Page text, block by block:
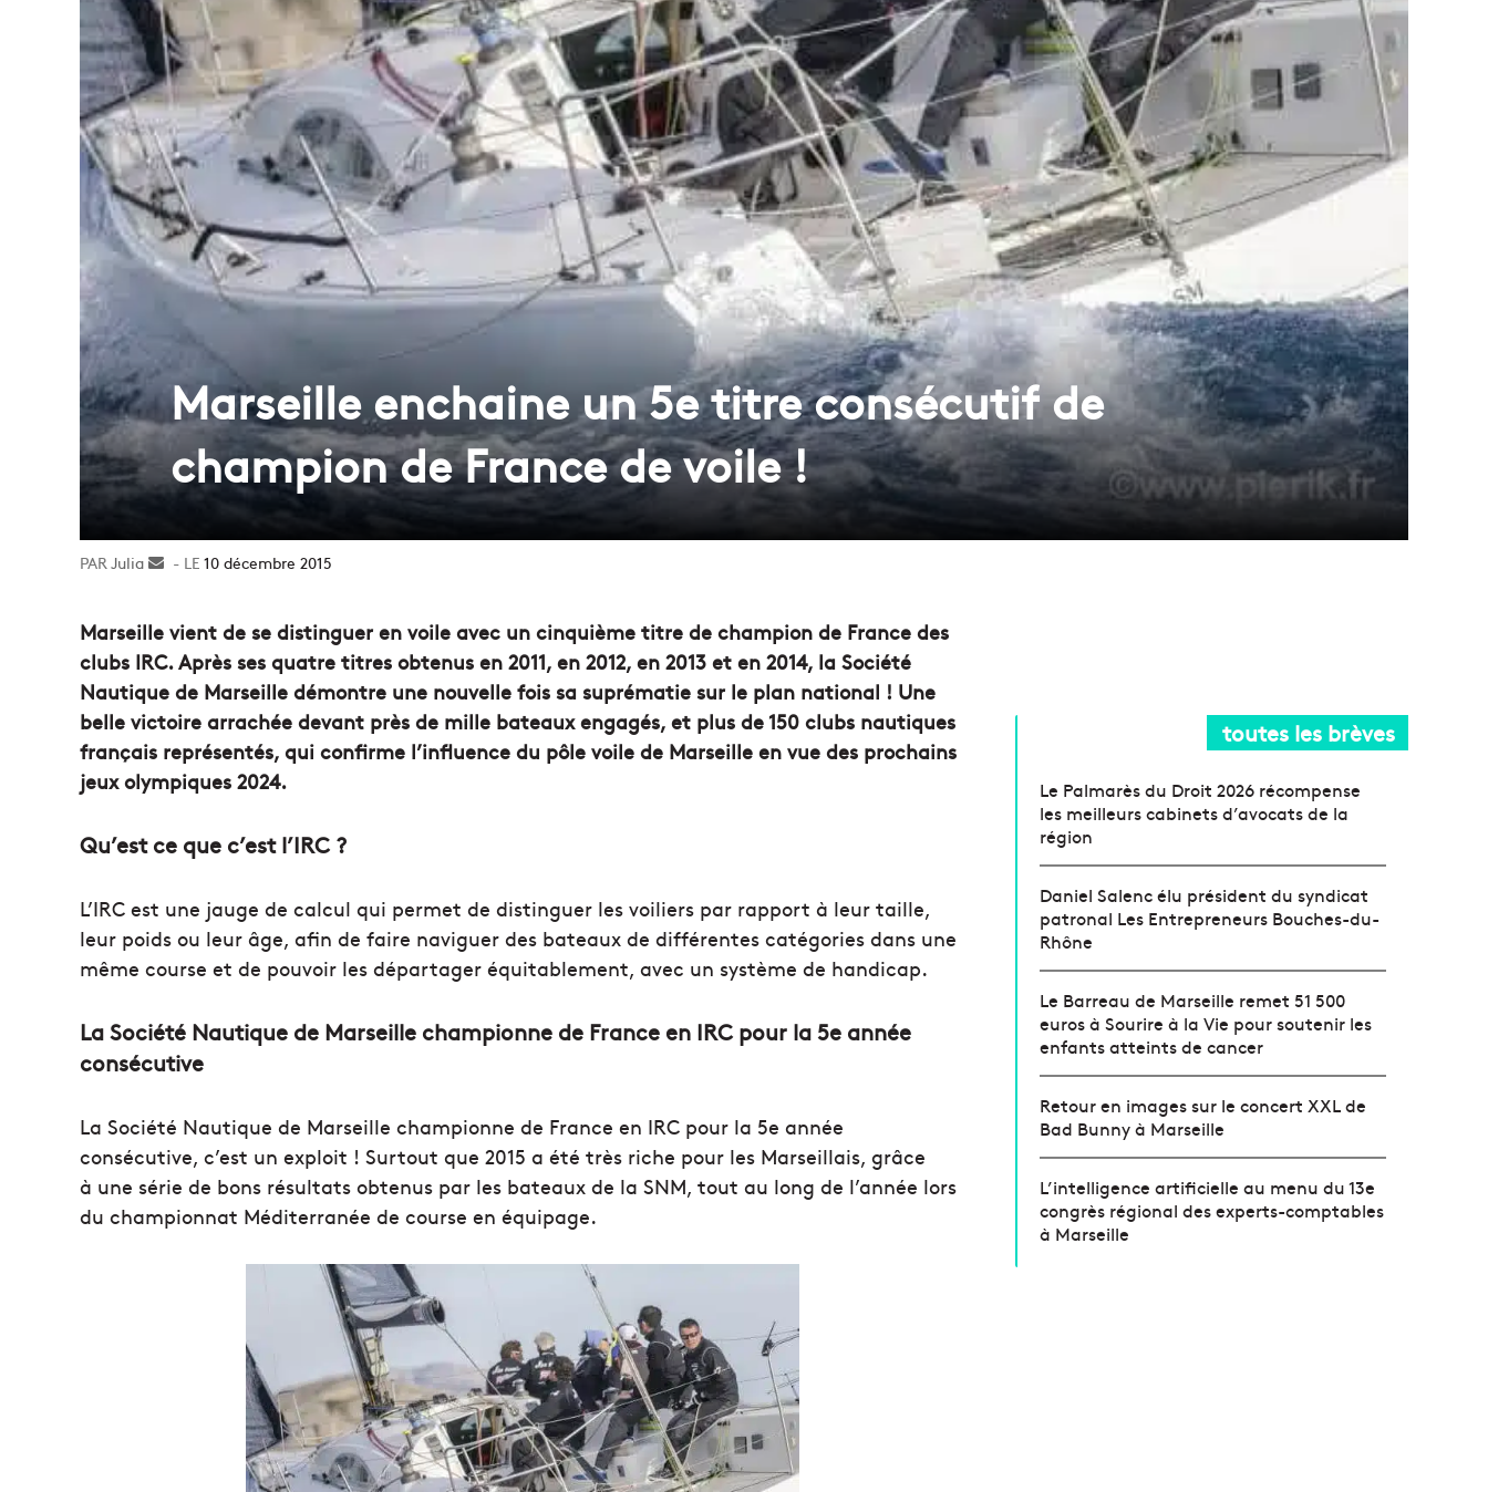
Marseille enchaine un 5e titre consécutif de
champion de France de voile !
Julia
Envoyer10 décembre 2015
Marseille vient de se distinguer en voile avec un cinquième titre de champion de France des
clubs IRC. Après ses quatre titres obtenus en 2011, en 2012, en 2013 et en 2014, la Société
Nautique de Marseille démontre une nouvelle fois sa suprématie sur le plan national ! Une
belle victoire arrachée devant près de mille bateaux engagés, et plus de 150 clubs nautiques
français représentés, qui confirme l’influence du pôle voile de Marseille en vue des prochains
jeux olympiques 2024.
Qu’est ce que c’est l’IRC ?
L’IRC est une jauge de calcul qui permet de distinguer les voiliers par rapport à leur taille,
leur poids ou leur âge, afin de faire naviguer des bateaux de différentes catégories dans une
même course et de pouvoir les départager équitablement, avec un système de handicap.
La Société Nautique de Marseille championne de France en IRC pour la 5e année
consécutive
La Société Nautique de Marseille championne de France en IRC pour la 5e année
consécutive, c’est un exploit ! Surtout que 2015 a été très riche pour les Marseillais, grâce
à une série de bons résultats obtenus par les bateaux de la SNM, tout au long de l’année lors
du championnat Méditerranée de course en équipage.
toutes les brèves
Le Palmarès du Droit 2026 récompense
les meilleurs cabinets d’avocats de la
région
Daniel Salenc élu président du syndicat
patronal Les Entrepreneurs Bouches-du-
Rhône
Le Barreau de Marseille remet 51 500
euros à Sourire à la Vie pour soutenir les
enfants atteints de cancer
Retour en images sur le concert XXL de
Bad Bunny à Marseille
L’intelligence artificielle au menu du 13e
congrès régional des experts-comptables
à Marseille